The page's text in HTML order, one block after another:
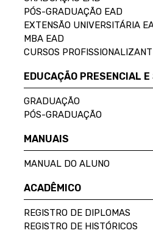
PÓS-GRADUAÇÃO EAD
EXTENSÃO UNIVERSITÁRIA
MBA EAD
CURSOS
EDUCAÇÃO PRESENCIAL
GRADUAÇÃO
PÓS-GRADUAÇÃO
MANUAIS
MANUAL DO ALUNO
ACADÊMICO
REGISTRO DE DIPLOMAS
REGISTRO DE HISTÓRICOS